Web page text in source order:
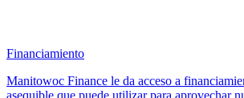
Financiamiento
Manitowoc Finance le da acceso a